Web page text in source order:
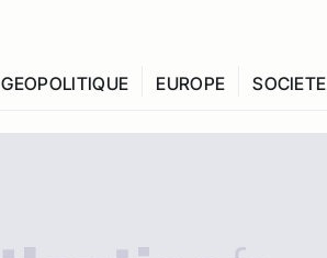
GEOPOLITIQUE EUROPE SOCIETE